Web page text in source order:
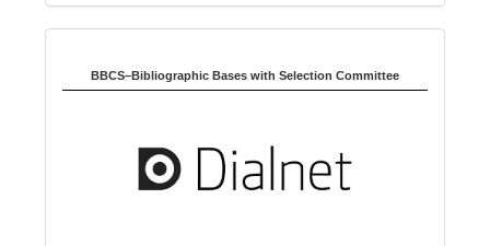
u
BBCS–Bibliographic Bases with Selection Committee